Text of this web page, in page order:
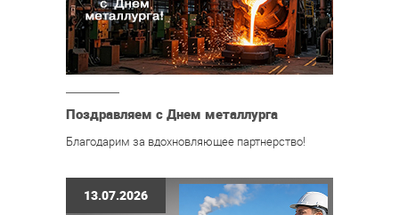
Поздравляем с Днем металлурга
Благодарим за вдохновляющее партнерство!
13.07.2026